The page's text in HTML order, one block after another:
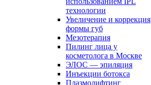
технологии
Увеличение и коррекция
формы губ
Мезотерапия
Пилинг лица у
косметолога в Москве
ЭЛОС — эпиляция
Инъекции ботокса
Плазмолифтинг